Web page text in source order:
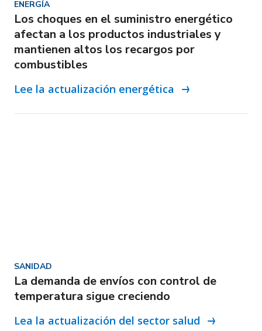
ENERGÍA
Los choques en el suministro energético
afectan a los productos industriales y
mantienen altos los recargos por
combustibles
Lee la actualización energética
SANIDAD
La demanda de envíos con control de
temperatura sigue creciendo
Lea la actualización del sector salud